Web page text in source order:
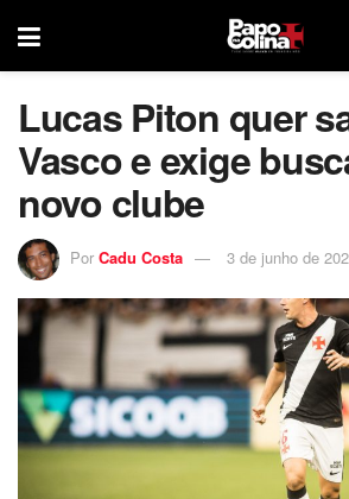
Lucas Piton quer
Vasco e exige
novo clube
Por Cadu Costa 3 de junho de